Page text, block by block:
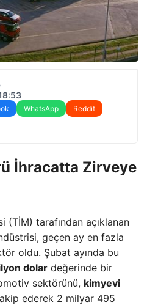
WhatsApp
Reddit
İhracatta Zirveye
(TİM) tarafından açıklanan
geçen ay en fazla
oldu. Şubat ayında bu
dolar değerinde bir
sektörünü, kimyevi
ederek 2 milyar 495